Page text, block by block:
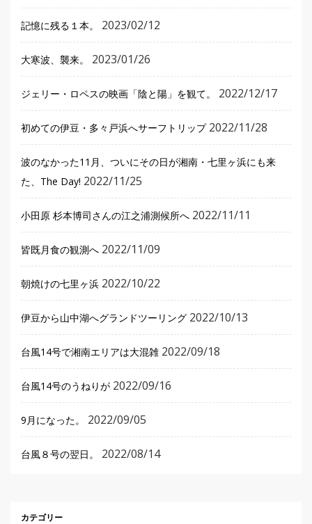
記憶に残る１本。 2023/02/12
大寒波、襲来。 2023/01/26
ジェリー・ロペスの映画「陰と陽」を観て。 2022/12/17
初めての伊豆・多々戸浜へサーフトリップ 2022/11/28
波のなかった11月、ついにその日が湘南・七里ヶ浜にも来
た、The Day! 2022/11/25
小田原 杉本博司さんの江之浦測候所へ 2022/11/11
皆既月食の観測へ 2022/11/09
朝焼けの七里ヶ浜 2022/10/22
伊豆から山中湖へグランドツーリング 2022/10/13
台風14号で湘南エリアは大混雑 2022/09/18
台風14号のうねりが 2022/09/16
9月になった。 2022/09/05
台風８号の翌日。 2022/08/14
カテゴリー